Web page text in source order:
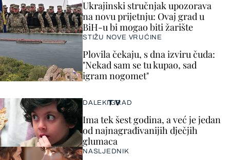
Ukrajinski stručnjak upozorava
na novu prijetnju: Ovaj grad u
BiH-u bi mogao biti žarište
STIŽU NOVE VRUĆINE
Plovila čekaju, s dna izviru čuda:
"Nekad sam se tu kupao, sad
igram nogomet"
TV
DALEKI GRAD
Ima tek šest godina, a već je jedan
od najnagrađivanijih dječjih
glumaca
NASLJEDNIK